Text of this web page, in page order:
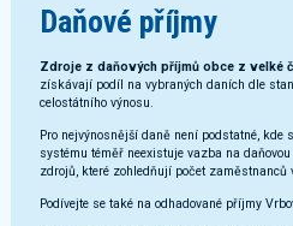
Daňové příjmy
Zdroje z daňových příjmů obce z velké
získávají podíl na vybraných daních dle
celostátního výnosu.
Pro nejvýnosnější daně není podstatné,
systému téměř neexistuje vazba na
zdrojů, které zohledňují počet zaměstnanců
Podívejte se také na odhadované příjmy